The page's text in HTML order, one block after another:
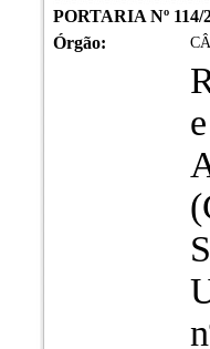
PORTARIA Nº 114/
Órgão: